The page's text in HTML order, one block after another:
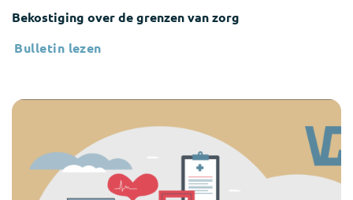
Bekostiging over de grenzen van zorg
Bulletin lezen